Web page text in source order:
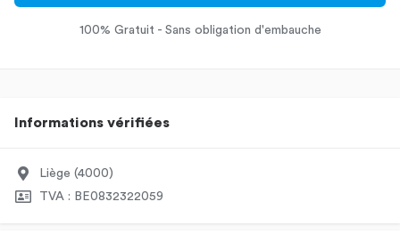
100% Gratuit - Sans obligation d'embauche
Informations vérifiées
Liège (4000)
TVA : BE0832322059